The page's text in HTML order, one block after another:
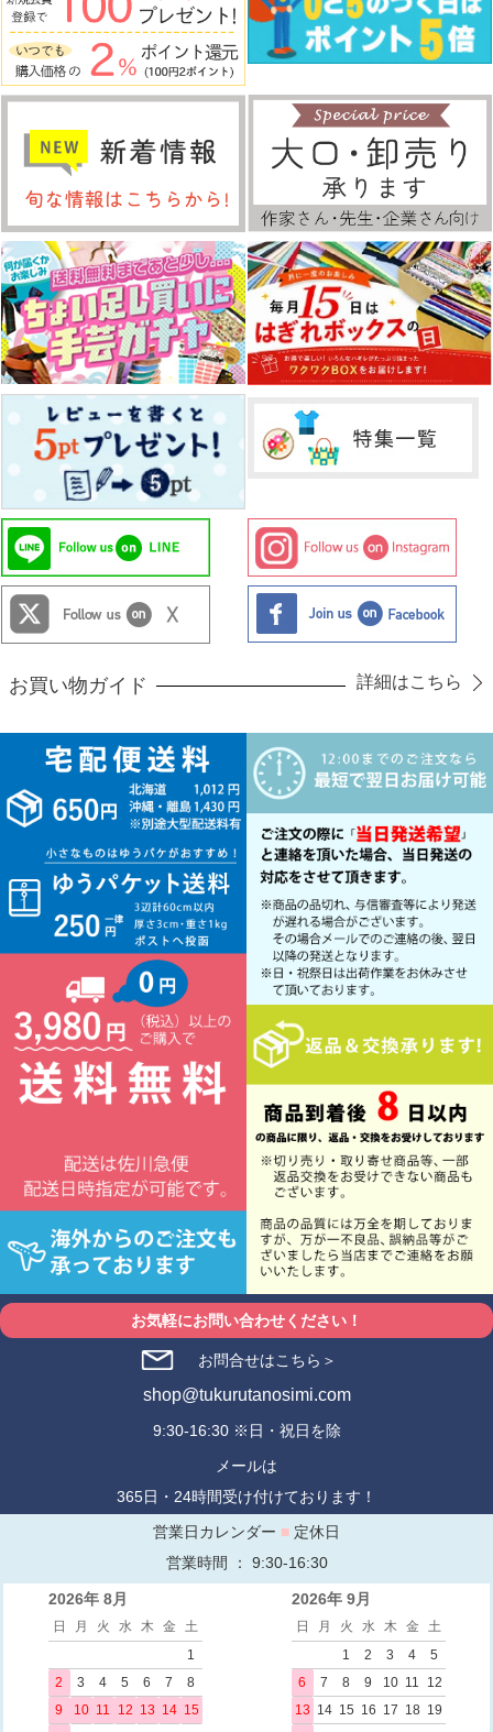
お買い物ガイド 詳細はこちら
お気軽にお問い合わせください！
お問合せはこちら＞
shop@tukurutanosimi.com
9:30-16:30 ※日・祝日を除
メールは
365日・24時間受け付けております！
営業日カレンダー ■ 定休日
営業時間 ： 9:30-16:30
2026年 8月
日 月 火 水 木 金
土
1
2
3 4 5 6 7
8
9
10 11 12 13 14 15
2026年 9月
日 月 火 水 木 金
土
1
2 3 4
5
6
7 8 9 10 11
12
13 14 15 16 17 18 19